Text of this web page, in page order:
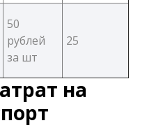
50
рублей
за шт
25
на